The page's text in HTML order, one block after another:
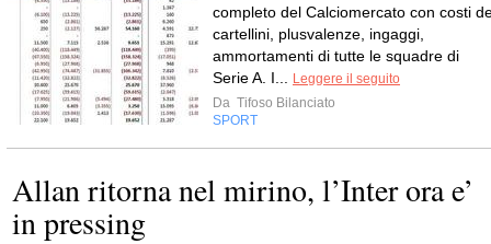
completo del Calciomercato con costi
cartellini, plusvalenze, ingaggi,
ammortamenti di tutte le squadre di
Serie A. I...
Leggere il seguito
Da Tifoso Bilanciato
SPORT
Allan ritorna nel mirino, l’Inter ora e’
in pressing